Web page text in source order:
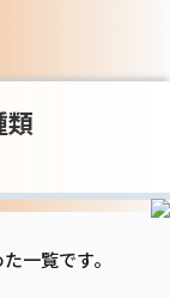
類
一覧です。